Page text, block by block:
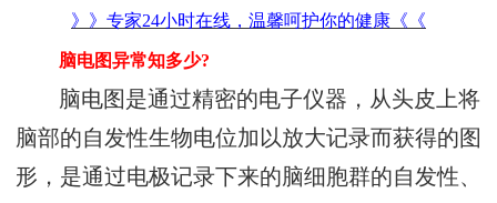
》》专家24小时在线，温馨呵护你的健康《《
脑电图异常知多少?
脑电图是通过精密的电子仪器，从头皮上将
脑部的自发性生物电位加以放大记录而获得的图
形，是通过电极记录下来的脑细胞群的自发性、